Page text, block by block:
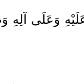
وَعَلَى آلِهِ